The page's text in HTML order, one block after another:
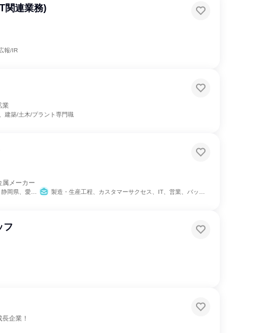
関連業務)
報/IR
業
建築/土木/プラント専門職
属メーカー
阪府、福岡県 製造・生産工程、カスタマーサクセス、IT、営業、バックオフィス・事務・受付、経理/税務/財務、人事、総務
フ
企業！